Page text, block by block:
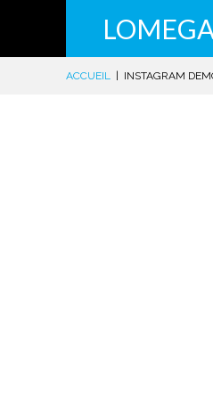
ACCUEIL INSTAGRAM